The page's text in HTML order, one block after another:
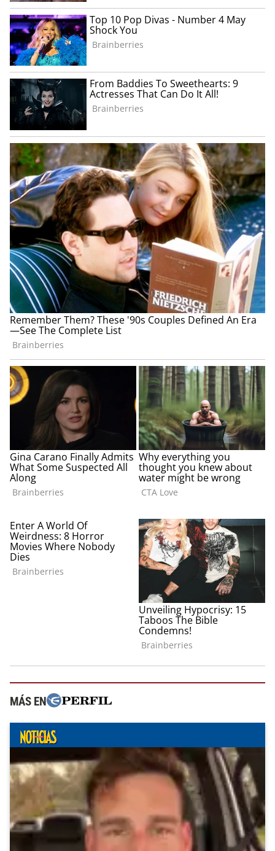
MÁS EN